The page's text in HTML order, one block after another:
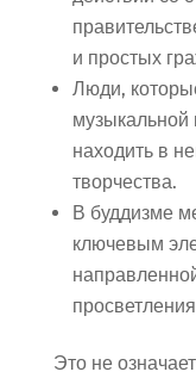
и простых
Люди,
музыкальной
находить в
творчества.
В буддизме
ключевым
Это не